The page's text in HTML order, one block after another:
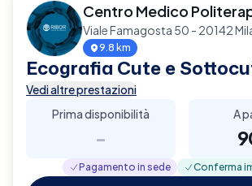
Centro Medico
Viale Famagosta 50 - 20142
9.8 km
Ecografia Cute e
Vedi altre prestazioni
Prima disponibilità
-
A
Pagamento in sede Conferma